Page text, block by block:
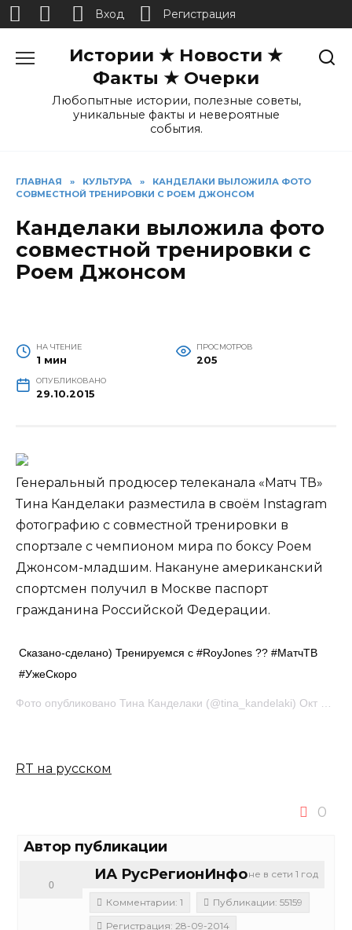
Истории ★ Новости ★
Факты ★ Очерки
Любопытные истории, полезные советы,
уникальные факты и невероятные
события.
ГЛАВНАЯ » КУЛЬТУРА »
КАНДЕЛАКИ ВЫЛОЖИЛА ФОТО
СОВМЕСТНОЙ ТРЕНИРОВКИ С РОЕМ ДЖОНСОМ
Канделаки выложила фото
совместной тренировки с
Роем Джонсом
НА ЧТЕНИЕ
1 мин
ПРОСМОТРОВ
205
ОПУБЛИКОВАНО
29.10.2015
Генеральный продюсер телеканала «Матч ТВ»
Тина Канделаки разместила в своём Instagram
фотографию с совместной тренировки в
спортзале с чемпионом мира по боксу Роем
Джонсом-младшим. Накануне американский
спортсмен получил в Москве паспорт
гражданина Российской Федерации.
Сказано-сделано) Тренируемся с #RoyJones ?? #МатчТВ
#УжеСкоро
RT на русском
0
Автор публикации
не в сети 1 год
ИА РусРегионИнфо
0
Комментарии: 1
Публикации: 55159
Регистрация: 28-09-2014
Вход Регистрация